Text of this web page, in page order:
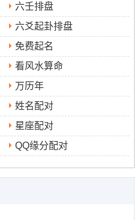
、安葬、行丧、移徙、纳
者不宜选用此日搬迁。适合
同时安顿商铺与住宅的家
!
月二十一）
宿为虚日鼠，五行属水。吉
...宜于搬家、修造、动土。
日指数高达98分~是本月非常
倍！
六壬排盘
六爻起卦排盘
免费起名
看风水算命
万历年
姓名配对
星座配对
QQ缘分配对